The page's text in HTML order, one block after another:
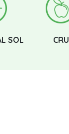
SOL CRU